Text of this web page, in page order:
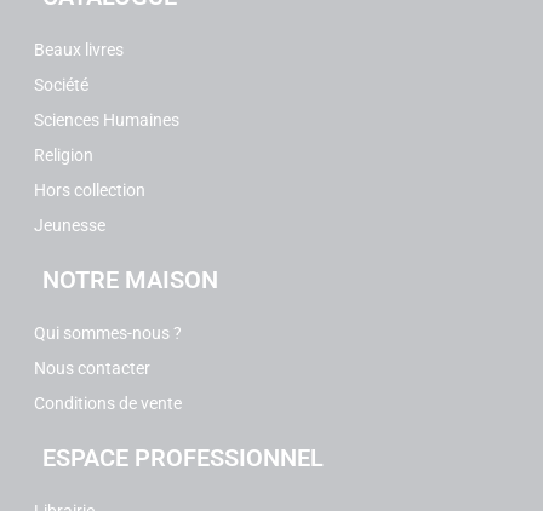
Beaux livres
Société
Sciences Humaines
Religion
Hors collection
Jeunesse
NOTRE MAISON
Qui sommes-nous ?
Nous contacter
Conditions de vente
ESPACE PROFESSIONNEL